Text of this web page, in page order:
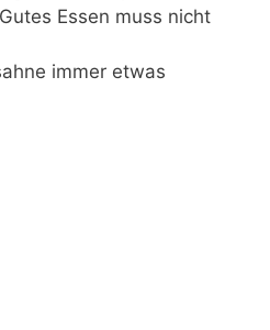
Essen muss nicht
immer etwas